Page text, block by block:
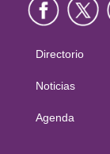
Menú
principal
Directorio
Noticias
Agenda